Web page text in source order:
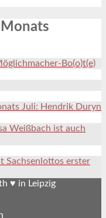
Bo(o)t(e)
Juli: Hendrik Duryn
Weißbach ist auch
Sachsenlottos erster
♥ in Leipzig